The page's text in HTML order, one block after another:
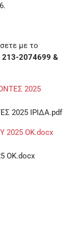
με το
213-2074699 &
2025
2025 ΙΡΙΔΑ.pdf
ΟΚ.docx
ΟΚ.docx